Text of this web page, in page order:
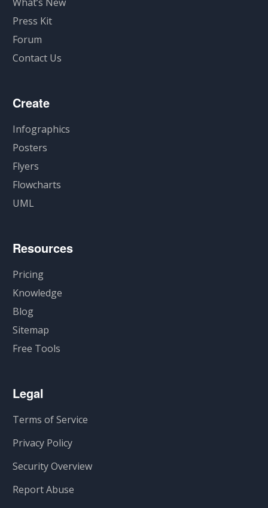
Press Kit
Forum
Contact Us
Create
Infographics
Posters
Flyers
Flowcharts
UML
Resources
Pricing
Knowledge
Blog
Sitemap
Free Tools
Legal
Terms of Service
Privacy Policy
Security Overview
Report Abuse